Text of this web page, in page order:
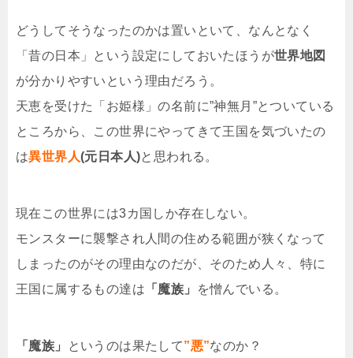
どうしてそうなったのかは置いといて、なんとなく
「昔の日本」という設定にしておいたほうが世界地図
が分かりやすいという理由だろう。
天恵を受けた「お姫様」の名前に”神無月”とついている
ところから、この世界にやってきて王国を気づいたの
は異世界人(元日本人)と思われる。
現在この世界には3カ国しか存在しない。
モンスターに襲撃され人間の住める範囲が狭くなって
しまったのがその理由なのだが、そのため人々、特に
王国に属するもの達は 「魔族」 を憎んでいる。
「魔族」 というのは果たして”悪”なのか？